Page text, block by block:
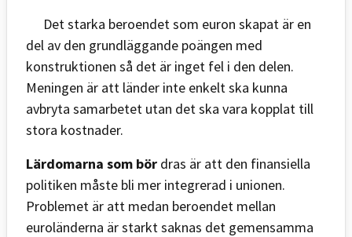
Det starka beroendet som euron skapat är en
del av den grundläggande poängen med
konstruktionen så det är inget fel i den delen.
Meningen är att länder inte enkelt ska kunna
avbryta samarbetet utan det ska vara kopplat till
stora kostnader.
Lärdomarna som bör dras är att den finansiella
politiken måste bli mer integrerad i unionen.
Problemet är att medan beroendet mellan
euroländerna är starkt saknas det gemensamma